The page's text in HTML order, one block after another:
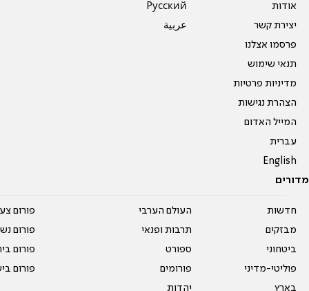
אודות
יצירת קשר
פרסמו אצלנו
תנאי שימוש
מדיניות פרטיות
הצהרת נגישות
המייל האדום
עברית
English
Pусский
عربية
מדורים
חדשות
מבזקים
ביטחוני
פוליטי-מדיני
בארץ
העולם הערבי
תרבות ופנאי
ספורט
פורומים
יהדות
פורום
פורום
פורום
פורום